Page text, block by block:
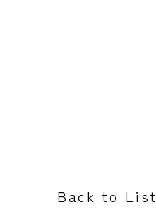
Back to List